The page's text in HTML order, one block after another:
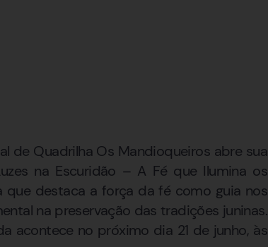
de Quadrilha Os Mandioqueiros abre sua
na Escuridão – A Fé que Ilumina os
que destaca a força da fé como guia nos
na preservação das tradições juninas.
acontece no próximo dia 21 de junho, às